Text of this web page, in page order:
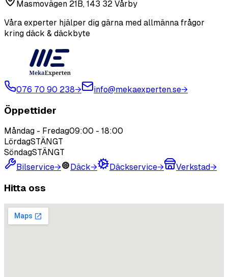
Masmovägen 21B, 143 32 Vårby
Våra experter hjälper dig gärna med allmänna frågor
kring däck & däckbyte
076 70 90 238→ info@mekaexperten.se→
Öppettider
Måndag - Fredag09:00 - 18:00
LördagSTÄNGT
SöndagSTÄNGT
Bilservice→ Däck→ Däckservice→ Verkstad→
Hitta oss